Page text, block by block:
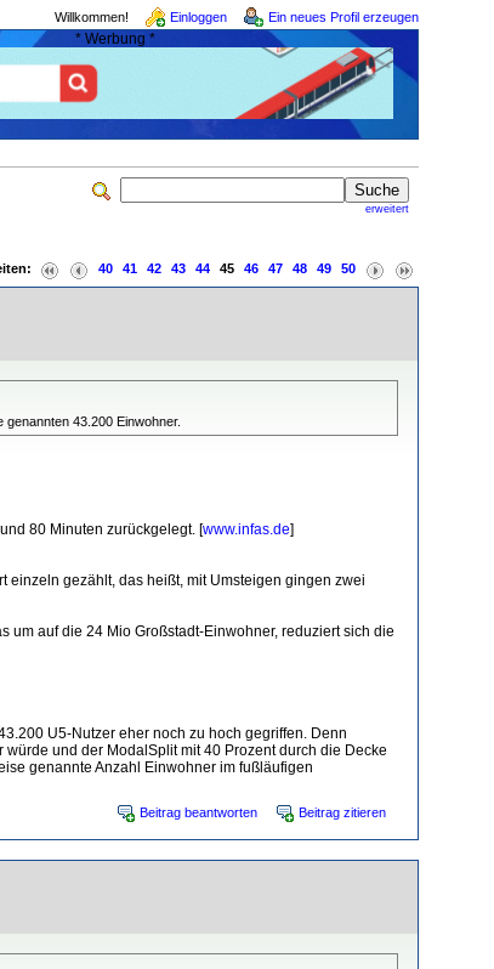
Willkommen! Einloggen Ein neues Profil erzeugen
* Werbung *
erweitert
40 41 42 43 44 45 46 47 48 49 50
43.200 Einwohner.
80 Minuten zurückgelegt. [www.infas.de]
gezählt, das heißt, mit Umsteigen gingen zwei
um auf die 24 Mio Großstadt-Einwohner, reduziert sich die
U5-Nutzer eher noch zu hoch gegriffen. Denn
und der ModalSplit mit 40 Prozent durch die Decke
genannte Anzahl Einwohner im fußläufigen
Beitrag beantworten Beitrag zitieren